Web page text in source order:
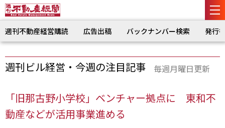
週刊不動産経営購読 広告出稿 バックナンバー検索 発行
週刊ビル経営・今週の注目記事 毎週月曜日更新
「旧那古野小学校」ベンチャー拠点に 東和不
動産などが活用事業進める